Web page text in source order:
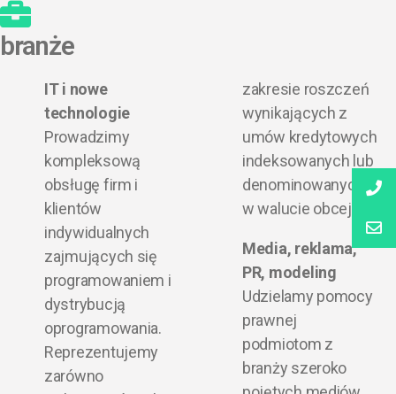
branże
IT i nowe
technologie
Prowadzimy
kompleksową
obsługę firm i
klientów
indywidualnych
zajmujących się
programowaniem i
dystrybucją
oprogramowania.
Reprezentujemy
zarówno
zakresie roszczeń
wynikających z
umów kredytowych
indeksowanych lub
denominowanych
w walucie obcej.
Media, reklama,
PR, modeling
Udzielamy pomocy
prawnej
podmiotom z
branży szeroko